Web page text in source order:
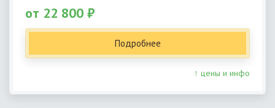
от 22 800 ₽
Подробнее
↑ цены и инфо